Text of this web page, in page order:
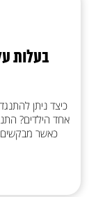
בעלות
כיצד ניתן
אחד הילדים?
כאשר